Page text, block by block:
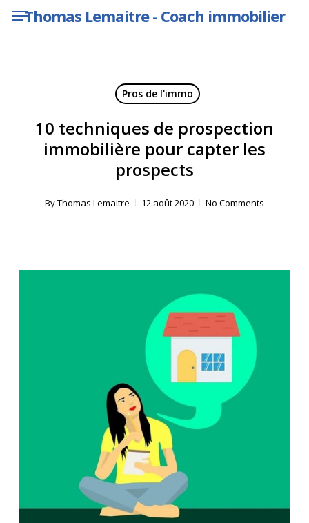
Skip Thomas Lemaitre - Coach immobilier
Menu
Pros de l'immo
10 techniques de prospection
immobilière pour capter les
prospects
ByThomas Lemaitre 12 août 2020 No Comments